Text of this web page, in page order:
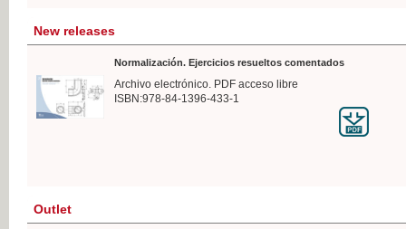
New releases
Normalización. Ejercicios resueltos comentados
Archivo electrónico. PDF acceso libre
ISBN:978-84-1396-433-1
Outlet